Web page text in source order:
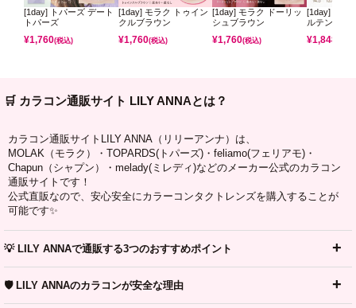
[1day] トパーズ デート
トパーズ
¥1,760(税込)
[1day] モラク トゥイン
クルブラウン
¥1,760(税込)
[1day] モラク ドーリッ
シュブラウン
¥1,760(税込)
[1day] コフ
ルテンパフ
¥1,848
🛒 カラコン通販サイト LILY ANNAとは？
カラコン通販サイトLILY ANNA（リリーアンナ）は、
MOLAK（モラク）・TOPARDS(トパーズ)・feliamo(フェリアモ)・
Chapun（シャプン）・melady(ミレディ)などのメーカー公式のカラコン
通販サイトです！
公式直販なので、安心安全にカラーコンタクトレンズを購入することが
可能です✨
💡 LILY ANNAで通販する3つのおすすめポイント
🛡️ LILY ANNAのカラコンが安全な理由